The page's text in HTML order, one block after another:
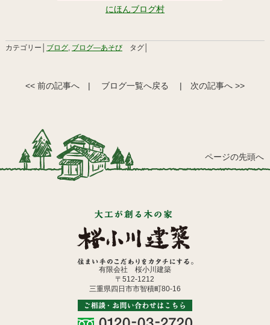
にほんブログ村
カテゴリー│ ブログ, ブログ―あそびタグ│
<< 前の記事へ | ブログ一覧へ戻る | 次の記事へ >>
ページの先頭へ
有限会社 桜小川建築
〒512-1212
三重県四日市市智積町80-16